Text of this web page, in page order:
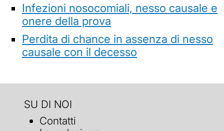
Infezioni nosocomiali, nesso causale e
onere della prova
Perdita di chance in assenza di nesso
causale con il decesso
SU DI NOI
Contatti